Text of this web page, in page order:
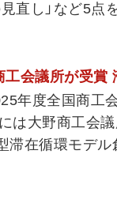
直し」など5点
会議所が受賞
年度全国商工
大野商工会議
在循環モデル